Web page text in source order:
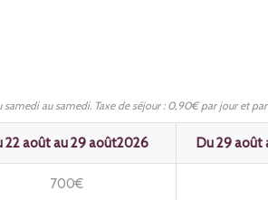
samedi au samedi. Taxe de séjour : 0,90€ par jour et
22 août au 29 août2026 Du 29 août
700€